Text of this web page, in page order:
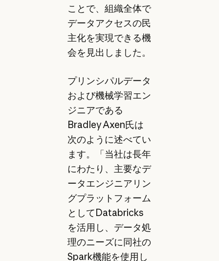
ことで、組織全体で
データアクセスの民
主化を実現できる機
会を見出しました。
プリンシパルデータ
および機械学習エン
ジニアである
Bradley Axen氏は
次のように述べてい
ます。「当社は長年
にわたり、主要なデ
ータエンジニアリン
グプラットフォーム
としてDatabricks
を活用し、データ処
理のニーズに同社の
Spark機能を使用し